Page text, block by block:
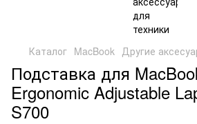
Каталог MacBook Другие
Подставка для
Ergonomic Adjustable
S700